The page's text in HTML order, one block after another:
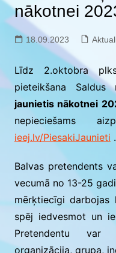
nākotnei
18.09.2023
Līdz 2.oktobra
pieteikšana
jaunietis nākotnei
nepieciešams
ieej.lv/PiesakiJaunieti .
Balvas pretendents
vecumā no 13-25
mērķtiecīgi darbojas
spēj iedvesmot un
Pretendentu var
organizācija, grupa,